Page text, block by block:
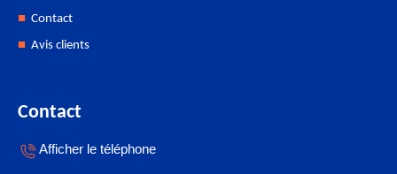
Contact
Avis clients
Contact
Afficher le téléphone